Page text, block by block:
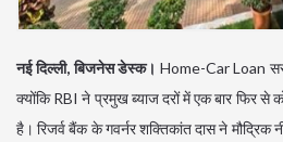
नई दिल्‍ली, बिजनेस डेस्‍क। Home-Car Loan
क्‍योंकि RBI ने प्रमुख ब्याज दरों में एक बार फिर से
है। रिजर्व बैंक के गवर्नर शक्तिकांत दास ने मौद्रिक